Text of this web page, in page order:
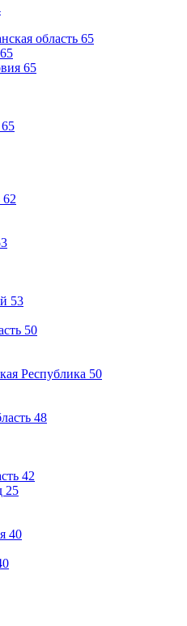
область 65
65
65
65
62
53
50
Республика 50
48
42
25
40